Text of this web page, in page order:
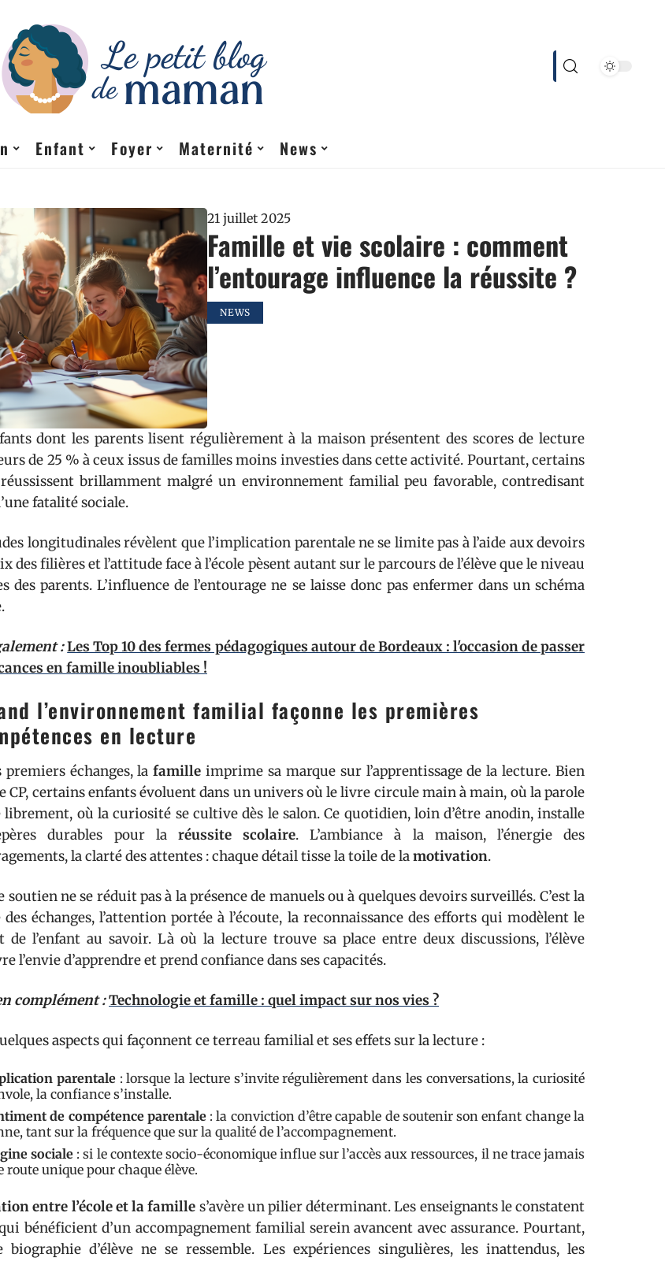
Enfant Foyer Maternité News
21 juillet 2025
Famille et vie scolaire : comment
l’entourage influence la réussite ?
NEWS
dont les parents lisent régulièrement à la maison présentent des scores de lecture
de 25 % à ceux issus de familles moins investies dans cette activité. Pourtant, certains
réussissent brillamment malgré un environnement familial peu favorable, contredisant
fatalité sociale.
longitudinales révèlent que l’implication parentale ne se limite pas à l’aide aux devoirs
des filières et l’attitude face à l’école pèsent autant sur le parcours de l’élève que le niveau
des parents. L’influence de l’entourage ne se laisse donc pas enfermer dans un schéma
:Les Top 10 des fermes pédagogiques autour de Bordeaux : l'occasion de passer
en famille inoubliables !
l’environnement familial façonne les premières
en lecture
premiers échanges, lafamille imprime sa marque sur l’apprentissage de la lecture. Bien
CP, certains enfants évoluent dans un univers où le livre circule main à main, où la parole
où la curiosité se cultive dès le salon. Ce quotidien, loin d’être anodin, installe
durables pour la réussite scolaire. L’ambiance à la maison, l’énergie des
la clarté des attentes : chaque détail tisse la toile de lamotivation.
soutien ne se réduit pas à la présence de manuels ou à quelques devoirs surveillés. C’est la
échanges, l’attention portée à l’écoute, la reconnaissance des efforts qui modèlent le
de l’enfant au savoir. Là où la lecture trouve sa place entre deux discussions, l’élève
l’envie d’apprendre et prend confiance dans ses capacités.
complément :Technologie et famille : quel impact sur nos vies ?
aspects qui façonnent ce terreau familial et ses effets sur la lecture :
parentale: lorsque la lecture s’invite régulièrement dans les conversations, la curiosité
la confiance s’installe.
de compétence parentale: la conviction d’être capable de soutenir son enfant change la
tant sur la fréquence que sur la qualité de l’accompagnement.
sociale : si le contexte socio-économique influe sur l’accès aux ressources, il ne trace jamais
route unique pour chaque élève.
entre l’école et la famille s’avère un pilier déterminant. Les enseignants le constatent
bénéficient d’un accompagnement familial serein avancent avec assurance. Pourtant,
biographie d’élève ne se ressemble. Les expériences singulières, les inattendus, les